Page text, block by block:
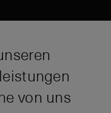
t
t
von uns